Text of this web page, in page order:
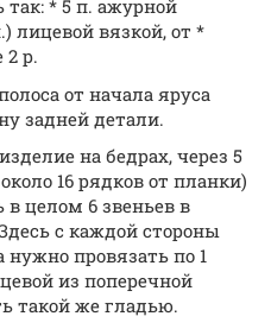
* 5 п. ажурной
лицевой вязкой, от *
2 р.
от начала яруса
задней детали.
на бедрах, через 5
16 рядков от планки)
в целом 6 звеньев в
с каждой стороны
нужно провязать по 1
из поперечной
такой же гладью.